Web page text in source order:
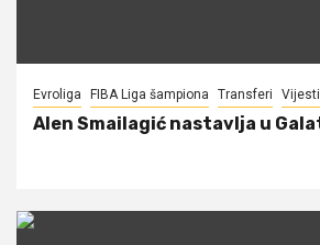
Evroliga FIBA Liga šampiona Transferi Vijesti
Alen Smailagić nastavlja u